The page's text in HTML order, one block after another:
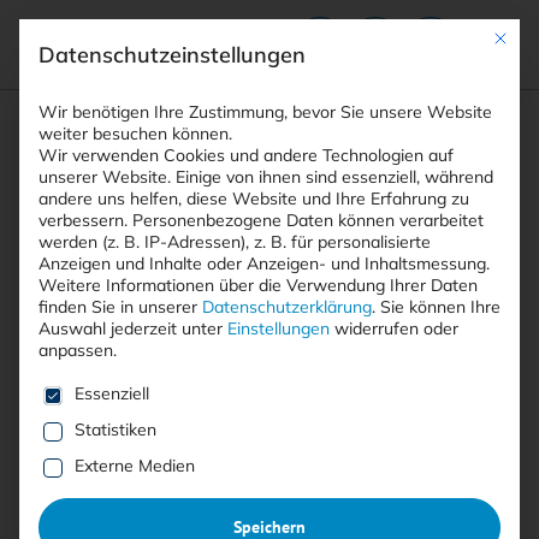
Suchfeld
Suchen
Breadcrumb-Navigation
STARTSEITE AUTOREN DR. KAVEH BASHIRI
Alle Beiträge von Dr. Kaveh
Bashiri
Mit
Datenschutzeinstellungen
Wir benötigen Ihre Zustimmung, bevor Sie unsere Website
weiter besuchen können.
Wir verwenden Cookies und andere Technologien auf
unserer Website. Einige von ihnen sind essenziell, während
andere uns helfen, diese Website und Ihre Erfahrung zu
verbessern. Personenbezogene Daten können verarbeitet
werden (z. B. IP-Adressen), z. B. für personalisierte
Anzeigen und Inhalte oder Anzeigen- und Inhaltsmessung.
Weitere Informationen über die Verwendung Ihrer Daten
finden Sie in unserer Datenschutzerklärung. Sie können Ihre
Auswahl jederzeit unter Einstellungen widerrufen oder
anpassen.
Es folgt eine Liste der Service-Gruppen, für die eine
Essenziell
Statistiken
Externe Medien
Speichern